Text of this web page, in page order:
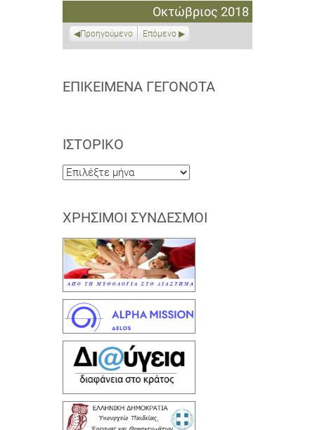
Οκτώβριος 2018
Οκτωβρίου
Οκτωβρίου
Οκτωβρίου
2018
Νοεμβρίου
2018
Νοεμβρίου
2018
Νοεμβρίου
2018
Νοεμβρίου
2018
Προηγούμενο Επόμενο
ΕΠΙΚΕΊΜΕΝΑ ΓΕΓΟΝΌΤΑ
ΙΣΤΟΡΙΚΌ
Ιστορικό
ΧΡΉΣΙΜΟΙ ΣΎΝΔΕΣΜΟΙ